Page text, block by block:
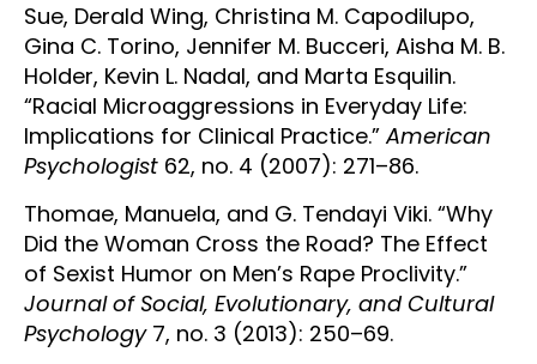
Sue, Derald Wing, Christina M. Capodilupo,
Gina C. Torino, Jennifer M. Bucceri, Aisha M. B.
Holder, Kevin L. Nadal, and Marta Esquilin.
“Racial Microaggressions in Everyday Life:
Implications for Clinical Practice.”American
Psychologist 62, no. 4 (2007): 271–86.
Thomae, Manuela, and G. Tendayi Viki. “Why
Did the Woman Cross the Road? The Effect
of Sexist Humor on Men’s Rape Proclivity.”
Journal of Social, Evolutionary, and Cultural
Psychology7, no. 3 (2013): 250–69.